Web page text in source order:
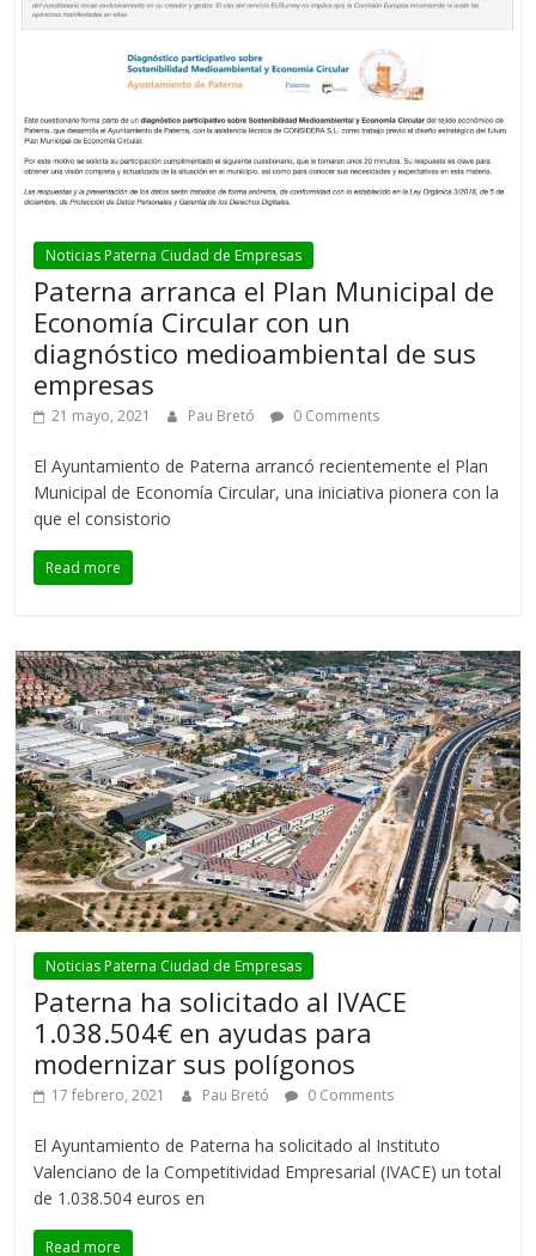
Noticias Paterna Ciudad de Empresas
Paterna arranca el Plan Municipal de
Economía Circular con un
diagnóstico medioambiental de sus
empresas
21 mayo, 2021 Pau Bretó 0 Comments
El Ayuntamiento de Paterna arrancó recientemente el Plan
Municipal de Economía Circular, una iniciativa pionera con la
que el consistorio
Read more
Noticias Paterna Ciudad de Empresas
Paterna ha solicitado al IVACE
1.038.504€ en ayudas para
modernizar sus polígonos
17 febrero, 2021 Pau Bretó 0 Comments
El Ayuntamiento de Paterna ha solicitado al Instituto
Valenciano de la Competitividad Empresarial (IVACE) un total
de 1.038.504 euros en
Read more